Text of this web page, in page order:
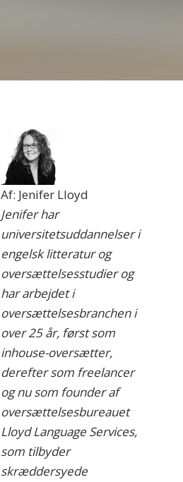
Af: Jenifer Lloyd
Jenifer har
universitetsuddannelser i
engelsk litteratur og
oversættelsesstudier og
har arbejdet i
oversættelsesbranchen i
over 25 år, først som
inhouse-oversætter,
derefter som freelancer
og nu som founder af
oversættelsesbureauet
Lloyd Language Services,
som tilbyder
skræddersyede